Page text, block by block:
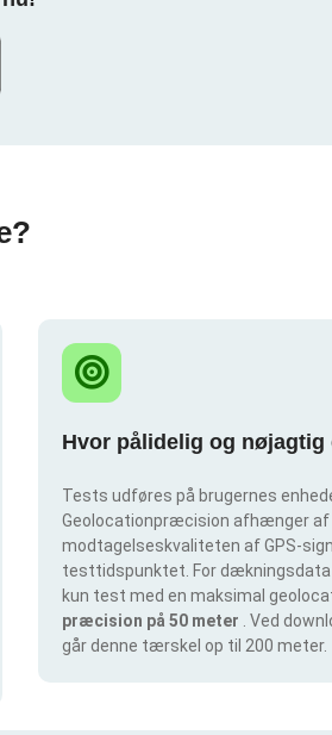
Hvor pålidelig og nøjagtig
Tests udføres på brugernes
Geolocationpræcision afhænger af
modtagelseskvaliteten af GPS-
testtidspunktet. For dækningsdata
kun test med en maksimal
præcision på 50 meter
. Ved
går denne tærskel op til 200 meter.